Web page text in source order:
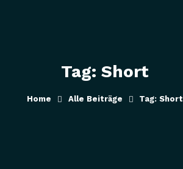
Tag: Short
Home Alle Beiträge Tag: Short